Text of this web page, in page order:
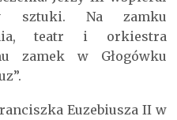
sztuki. Na zamku
teatr i orkiestra
zamek w Głogówku
Euzebiusza II w